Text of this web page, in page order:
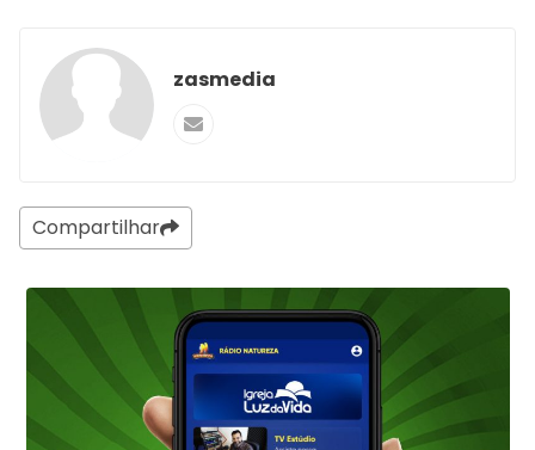
zasmedia
Compartilhar